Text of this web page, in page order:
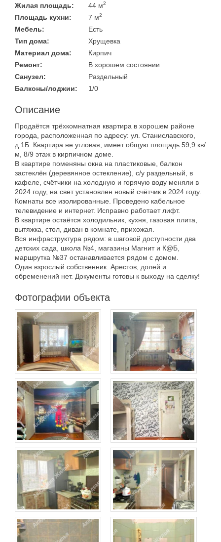
Жилая площадь: 44 м2
Площадь кухни: 7 м2
Мебель:
Есть
Тип дома:
Хрущевка
Материал дома:
Кирпич
Ремонт:
В хорошем состоянии
Санузел:
Раздельный
Балконы/лоджии:
1/0
Описание
Продаётся трёхкомнатная квартира в хорошем районе
города, расположенная по адресу: ул. Станиславского,
д.1Б. Квартира не угловая, имеет общую площадь 59,9 кв/
м, 8/9 этаж в кирпичном доме.
В квартире поменяны окна на пластиковые, балкон
застеклён (деревянное остекление), с/у раздельный, в
кафеле, счётчики на холодную и горячую воду меняли в
2024 году, на свет установлен новый счётчик в 2024 году.
Комнаты все изолированные. Проведено кабельное
телевидение и интернет. Исправно работает лифт.
В квартире остаётся холодильник, кухня, газовая плита,
вытяжка, стол, диван в комнате, прихожая.
Вся инфраструктура рядом: в шаговой доступности два
детских сада, школа №4, магазины Магнит и К@Б,
маршрутка №37 останавливается рядом с домом.
Один взрослый собственник. Арестов, долей и
обременений нет. Документы готовы к выходу на сделку!
Фотографии объекта